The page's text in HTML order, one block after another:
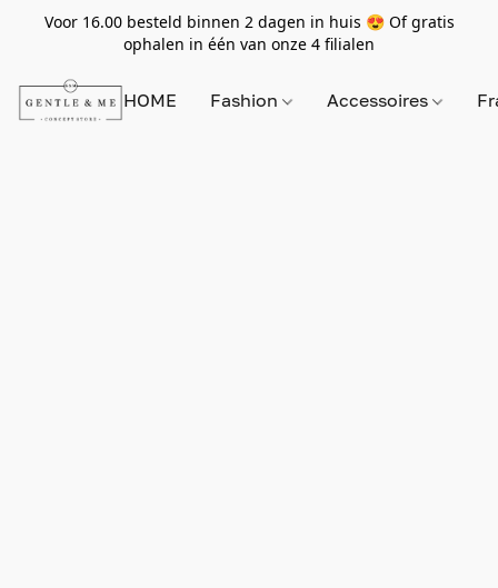
Voor 16.00 besteld binnen 2 dagen in huis 😍 Of gratis
ophalen in één van onze 4 filialen
HOME Fashion Accessoires